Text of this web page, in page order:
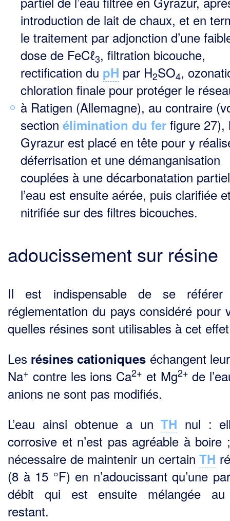
introduction de lait de chaux, et en
le traitement par adjonction d’une
dose de FeCℓ3, filtration bicou­che,
rectification du pH par H2SO4,
chloration finale pour protéger le
à Ratigen (Allemagne), au contraire
section élimination du fer figure 27),
Gyrazur est placé en tête pour y
déferrisation et une démanganisation
couplées à une décarbonatation
l’eau est ensuite aérée, puis clarifiée
nitrifiée sur des filtres bicouches.
adoucissement sur résine
Il est indispensable de se
réglementation du pays considéré pour
quelles résines sont utilisables à cet
Les résines cationiques échangent
Na+ contre les ions Ca2+ et Mg2+ de
anions ne sont pas modifiés.
L’eau ainsi obtenue a unTH nul :
corrosive et n’est pas agréable à boire
nécessaire de main­tenir un certainTH
(8 à 15 °F) en n’adoucissant qu’une
débit qui est ensuite mélangée
restant.